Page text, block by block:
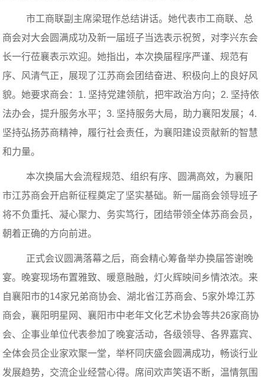
市工商联副主席梁琨作总结讲话。她代表市工商联、总
商会对大会圆满成功及新一届班子当选表示祝贺，对李兴东会
长一行莅襄表示欢迎。她指出，本次换届程序严谨、规范有
序、风清气正，展现了江苏商会团结奋进、积极向上的良好风
貌。她要求商会： 1. 坚持党建领航，把牢政治方向； 2. 坚持依
法办会，提升服务水平；3. 坚持服务大局，助力襄阳发展；4.
坚持弘扬苏商精神，履行社会责任，为襄阳建设贡献新的智慧
和力量。
本次换届大会流程规范、组织有序、圆满高效，为襄阳
市江苏商会开启新征程奠定了坚实基础。新一届商会领导班子
将不负重托、凝心聚力、务实笃行，团结带领全体苏商会员，
朝着正确的方向前进。
正式会议圆满落幕之后，商会精心筹备举办换届答谢晚
宴。晚宴现场布置雅致、暖意融融，灯火辉映间乡情浓浓。 来
自襄阳市的14家兄弟商协会、湖北省江苏商会、 5家外埠江苏
商会，襄阳明星网、襄阳市中老年文化艺术协会等共26家商协
会、企事业单位代表参加了晚宴活动，各级领导、各界嘉宾、
全体会员企业家欢聚一堂，举杯同庆盛会圆满成功，畅谈行业
发展趋势，交流企业经营心得。席间欢声笑语不断，温情氛围